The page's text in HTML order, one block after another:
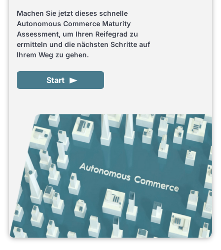
Machen Sie jetzt dieses schnelle
Autonomous Commerce Maturity
Assessment, um Ihren Reifegrad zu
ermitteln und die nächsten Schritte auf
Ihrem Weg zu gehen.
Start